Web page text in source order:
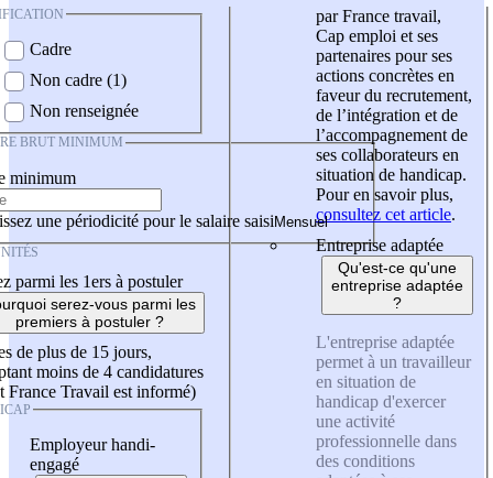
Cadre
Non cadre (1)
Non renseignée
BRUT MINIMUM
minimum
une périodicité pour le salaire saisi
parmi les 1ers à postuler
serez-vous parmi les
premiers à postuler ?
de plus de 15 jours,
moins de 4 candidatures
France Travail est informé)
Employeur handi-
engagé
par France travail,
Cap emploi et ses
partenaires pour ses
actions concrètes en
faveur du recrutement,
de l’intégration et de
l’accompagnement de
ses collaborateurs en
situation de handicap.
Pour en savoir plus,
consultez cet article.
Entreprise adaptée
Qu'est-ce qu'une
entreprise adaptée
?
L'entreprise adaptée
permet à un travailleur
en situation de
handicap d'exercer
une activité
professionnelle dans
des conditions